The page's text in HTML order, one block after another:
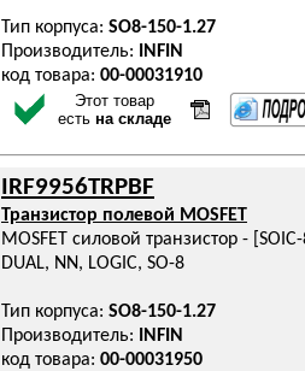
Тип корпуса: SO8-150-1.27
Производитель:
INFIN
код товара: 00-00031910
Этот товар
есть на складе
IRF9956TRPBF
Транзистор полевой MOSFET
MOSFET силовой транзистор -
DUAL, NN, LOGIC, SO-8
Тип корпуса: SO8-150-1.27
Производитель:
INFIN
код товара: 00-00031950